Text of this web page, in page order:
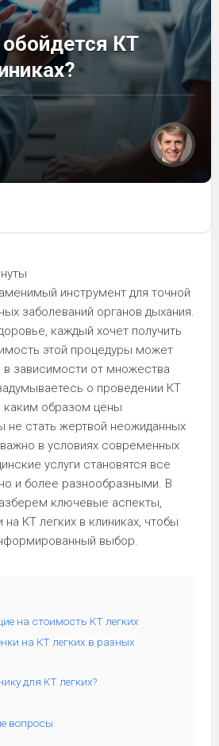
КТ
инструмент для точной
заболеваний органов дыхания.
каждый хочет получить
этой процедуры может
в зависимости от множества
о проведении КТ
каким образом цены
не стать жертвой неожиданных
в условиях современных
услуги становятся все
и более разнообразными. В
ключевые аспекты,
КТ легких в клиниках, чтобы
выбор.
на стоимость КТ легких
на КТ легких в разных
для КТ легких?
вопросы